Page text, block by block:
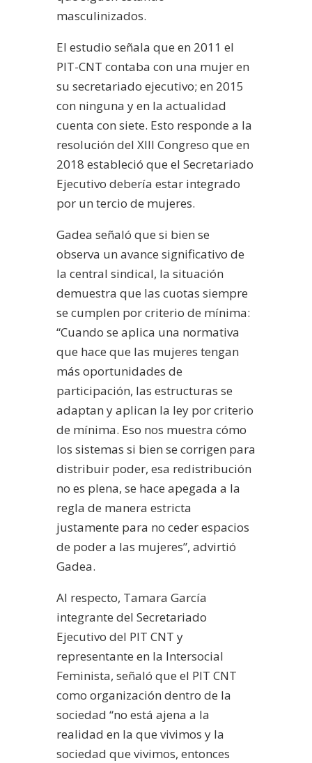
masculinizados.
El estudio señala que en 2011 el
PIT-CNT contaba con una mujer en
su secretariado ejecutivo; en 2015
con ninguna y en la actualidad
cuenta con siete. Esto responde a la
resolución del XIII Congreso que en
2018 estableció que el Secretariado
Ejecutivo debería estar integrado
por un tercio de mujeres.
Gadea señaló que si bien se
observa un avance significativo de
la central sindical, la situación
demuestra que las cuotas siempre
se cumplen por criterio de mínima:
“Cuando se aplica una normativa
que hace que las mujeres tengan
más oportunidades de
participación, las estructuras se
adaptan y aplican la ley por criterio
de mínima. Eso nos muestra cómo
los sistemas si bien se corrigen para
distribuir poder, esa redistribución
no es plena, se hace apegada a la
regla de manera estricta
justamente para no ceder espacios
de poder a las mujeres”, advirtió
Gadea.
Al respecto, Tamara García
integrante del Secretariado
Ejecutivo del PIT CNT y
representante en la Intersocial
Feminista, señaló que el PIT CNT
como organización dentro de la
sociedad “no está ajena a la
realidad en la que vivimos y la
sociedad que vivimos, entonces